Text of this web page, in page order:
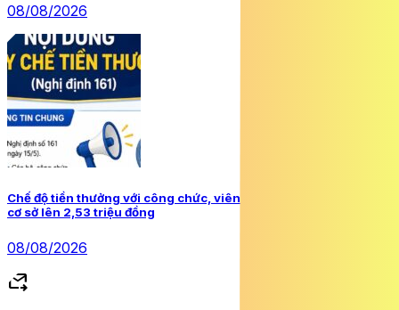
08/08/2026
Chế độ tiền thưởng với công chức, viên chức sau khi tăng lương
cơ sở lên 2,53 triệu đồng
08/08/2026
forward_to_inbox